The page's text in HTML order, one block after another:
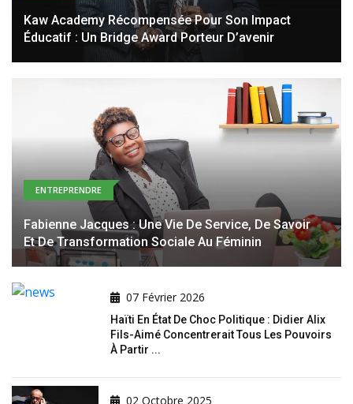
Kaw Academy Récompensée Pour Son Impact
Éducatif : Un Bridge Award Porteur D’avenir
ENTREPRENDRE
Fabienne Jacques : Une Vie De Service, De Savoir
Et De Transformation Sociale Au Féminin
07 Février 2026
Haïti En État De Choc Politique : Didier Alix
Fils-Aimé Concentrerait Tous Les Pouvoirs
À Partir ...
02 Octobre 2025